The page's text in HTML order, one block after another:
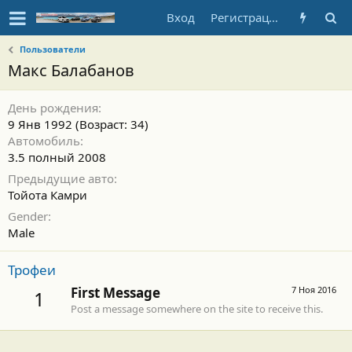
Вход Регистрация
Пользователи
Макс Балабанов
День рождения
9 Янв 1992 (Возраст: 34)
Автомобиль
3.5 полный 2008
Предыдущие авто
Тойота Камри
Gender
Male
Трофеи
1 7 Ноя 2016
First Message
Post a message somewhere on the site to receive this.